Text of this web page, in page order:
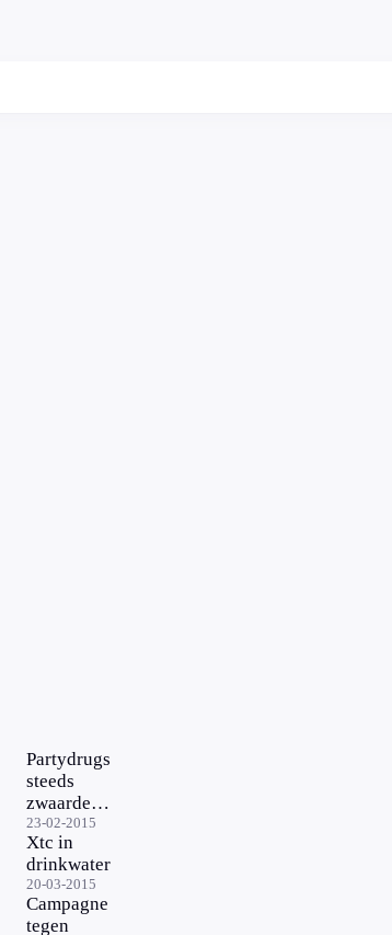
Partydrugs
steeds
zwaarder
en vaker
gebruikt
23-02-2015
Xtc in
drinkwater
20-03-2015
Campagne
tegen